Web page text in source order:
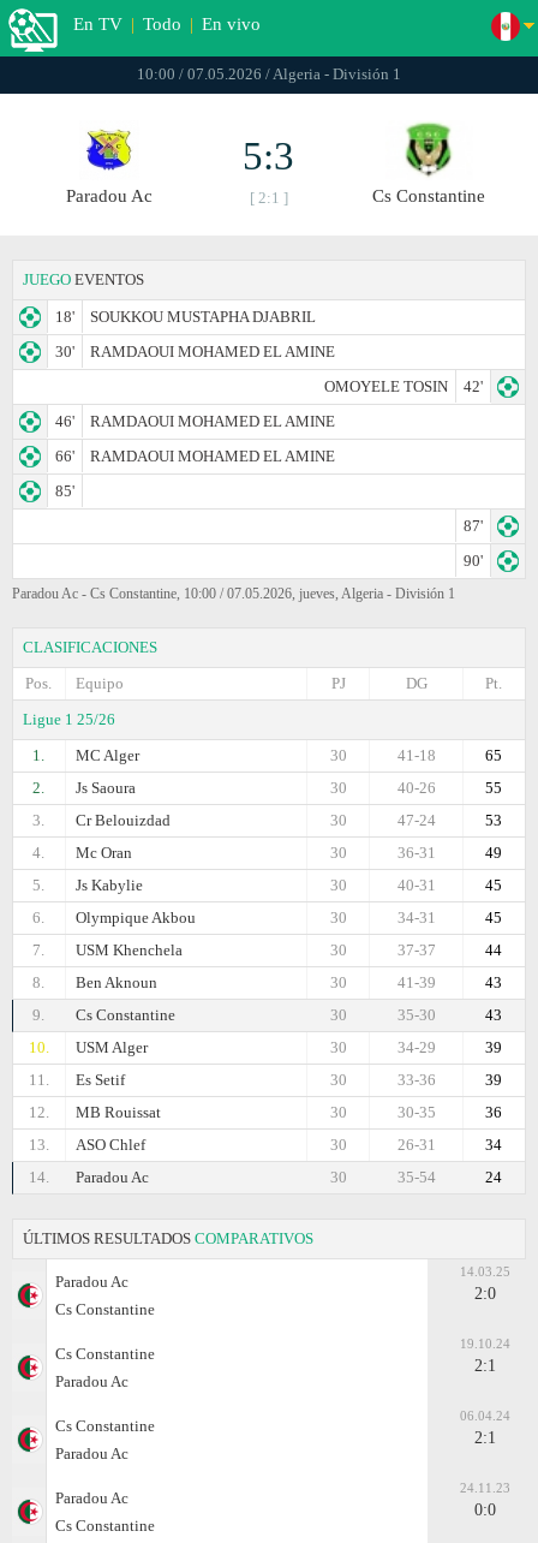
En TV | Todo | En vivo
10:00 / 07.05.2026 / Algeria - División 1
Paradou Ac
5:3
[ 2:1 ] Cs Constantine
JUEGO EVENTOS
18'
SOUKKOU MUSTAPHA DJABRIL
30'
RAMDAOUI MOHAMED EL AMINE
OMOYELE TOSIN
42'
46'
RAMDAOUI MOHAMED EL AMINE
66'
RAMDAOUI MOHAMED EL AMINE
85'
87'
90'
Paradou Ac - Cs Constantine, 10:00 / 07.05.2026, jueves, Algeria - División 1
CLASIFICACIONES
Pos.
Equipo Pt.
DG
PJ
Ligue 1 25/26
1.
MC Alger 65
41-18
30
2.
Js Saoura 55
40-26
30
3.
Cr Belouizdad 53
47-24
30
4.
Mc Oran 49
36-31
30
5.
Js Kabylie 45
40-31
30
6.
Olympique Akbou 45
34-31
30
7.
USM Khenchela 44
37-37
30
8.
Ben Aknoun 43
41-39
30
9.
Cs Constantine 43
35-30
30
10.
USM Alger 39
34-29
30
11.
Es Setif 39
33-36
30
12.
MB Rouissat 36
30-35
30
13.
ASO Chlef 34
26-31
30
14.
Paradou Ac 24
35-54
30
ÚLTIMOS RESULTADOS COMPARATIVOS
Paradou Ac
Cs Constantine
14.03.25
2:0
Cs Constantine
Paradou Ac
19.10.24
2:1
Cs Constantine
Paradou Ac
06.04.24
2:1
Paradou Ac
Cs Constantine
24.11.23
0:0